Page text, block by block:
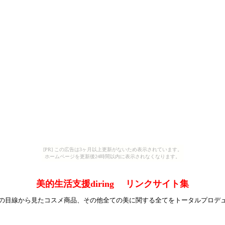
[PR] この広告は3ヶ月以上更新がないため表示されています。
ホームページを更新後24時間以内に表示されなくなります。
美的生活支援diring リンクサイト集
目線から見たコスメ商品、その他全ての美に関する全てをトータルプロデ